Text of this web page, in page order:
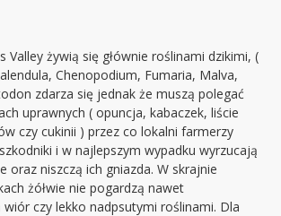
Valley żywią się głównie roślinami dzikimi, (
Chenopodium, Fumaria, Malva,
zdarza się jednak że muszą polegać
uprawnych ( opuncja, kabaczek, liście
czy cukinii ) przez co lokalni farmerzy
i w najlepszym wypadku wyrzucają
oraz niszczą ich gniazda. W skrajnie
żółwie nie pogardzą nawet
wiór czy lekko nadpsutymi roślinami. Dla